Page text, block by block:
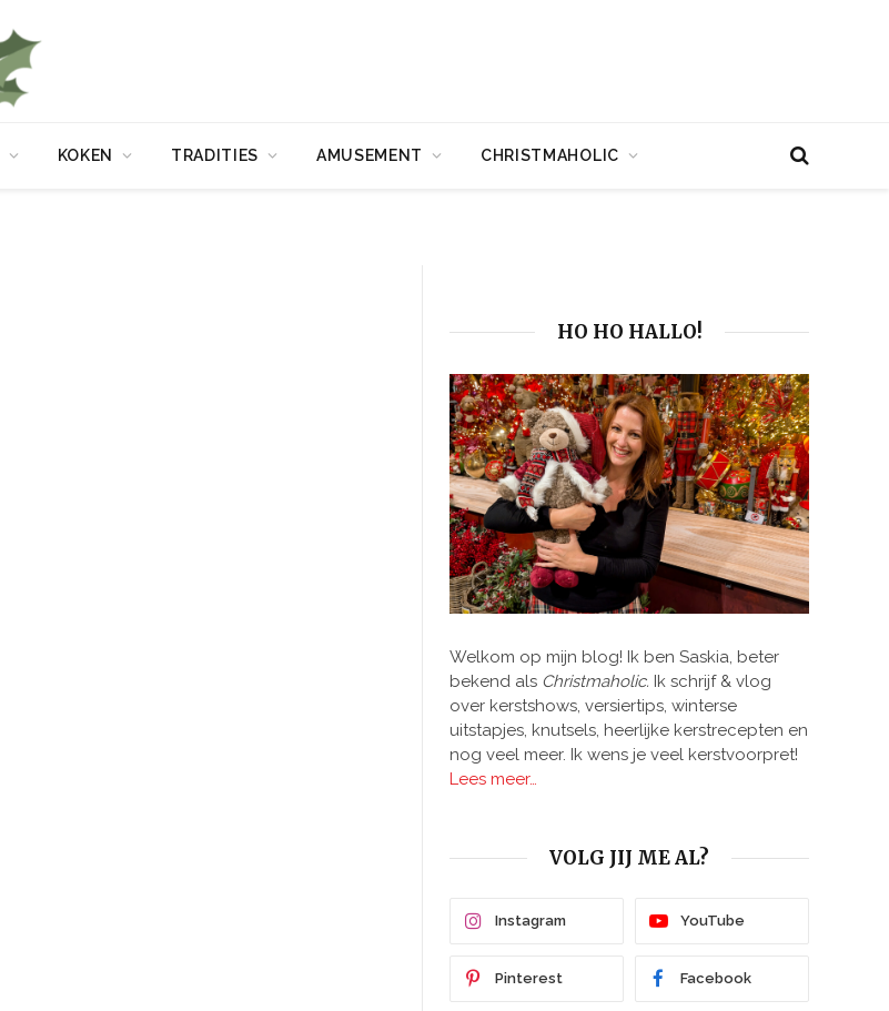
KOKEN TRADITIES AMUSEMENT CHRISTMAHOLIC
HO HO HALLO!
Welkom op mijn blog! Ik ben Saskia, beter
bekend als Christmaholic. Ik schrijf & vlog
over kerstshows, versiertips, winterse
uitstapjes, knutsels, heerlijke kerstrecepten en
nog veel meer. Ik wens je veel kerstvoorpret!
Lees meer…
VOLG JIJ ME AL?
Instagram YouTube
Pinterest Facebook